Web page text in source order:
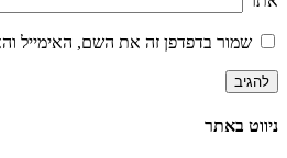
שמור בדפדפן זה את השם, האימייל
ניווט באתר